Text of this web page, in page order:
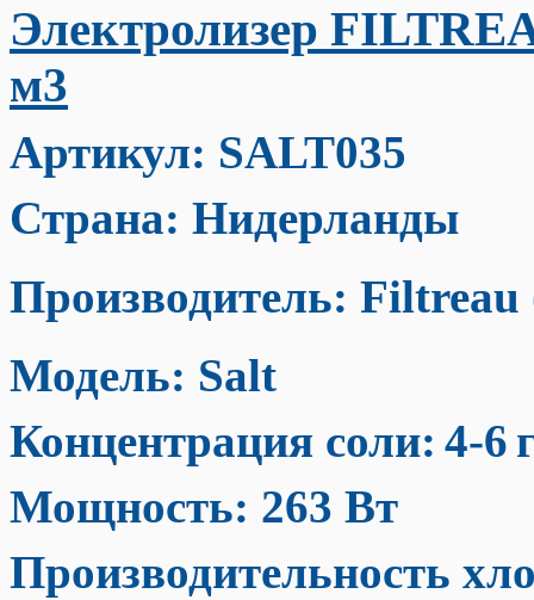
Электролизер
м3
Артикул: SALT035
Страна: Нидерланды
Производитель: Filtreau
Модель: Salt
Концентрация соли: 4-6
Мощность: 263 Вт
Производительность